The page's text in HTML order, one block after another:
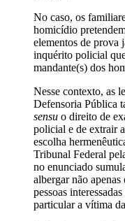
No caso, os
homicídio
elementos de prova
inquérito policial
mandante(s) dos
Nesse contexto, as
Defensoria Pública
sensu o direito de
policial e de extrair
escolha
Tribunal Federal
no enunciado
albergar não
pessoas
particular a vítima